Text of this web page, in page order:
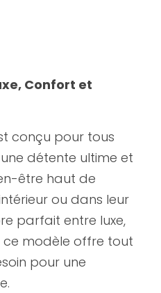
Confort et
conçu pour tous
détente ultime et
être haut de
ou dans leur
parfait entre luxe,
modèle offre tout
pour une